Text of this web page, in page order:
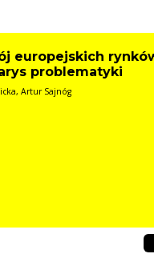
europejskich
problematyki
Artur Sajnóg